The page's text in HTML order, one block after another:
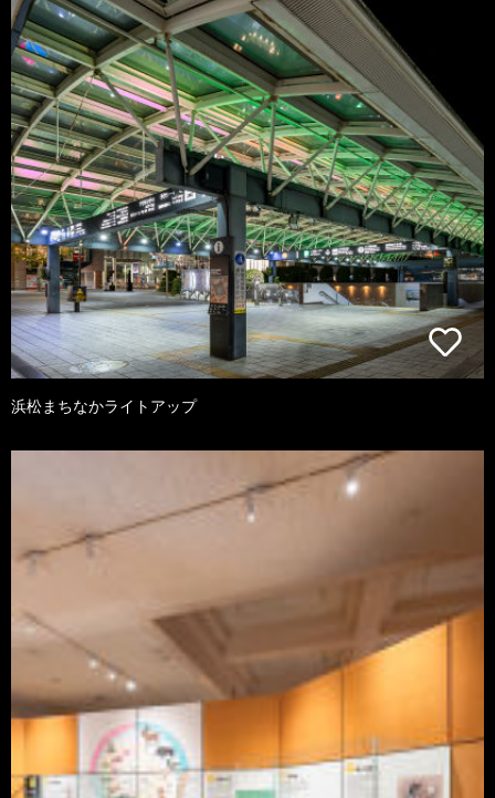
浜松まちなかライトアップ